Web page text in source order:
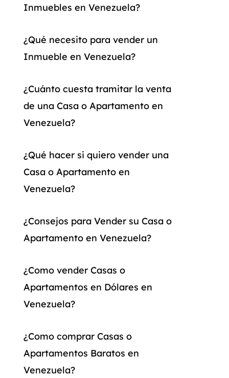
Inmuebles en Venezuela?
¿Qué necesito para vender un
Inmueble en Venezuela?
¿Cuánto cuesta tramitar la venta
de una Casa o Apartamento en
Venezuela?
¿Qué hacer si quiero vender una
Casa o Apartamento en
Venezuela?
¿Consejos para Vender su Casa o
Apartamento en Venezuela?
¿Como vender Casas o
Apartamentos en Dólares en
Venezuela?
¿Como comprar Casas o
Apartamentos Baratos en
Venezuela?